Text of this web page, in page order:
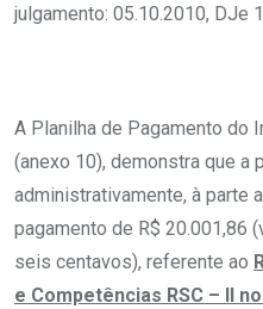
julgamento: 05.10.2010, DJe
A Planilha de Pagamento do
(anexo 10), demonstra que a
administrativamente, à parte
pagamento de R$ 20.001,86
seis centavos), referente ao
e Competências RSC – II